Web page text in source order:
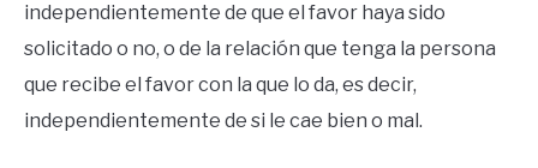
independientemente de que el favor haya sido
solicitado o no, o de la relación que tenga la persona
que recibe el favor con la que lo da, es decir,
independientemente de si le cae bien o mal.